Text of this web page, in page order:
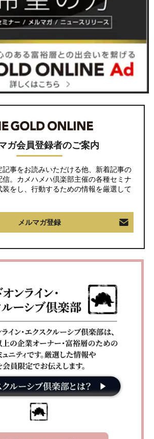
ガ会員登録者のご案内
記事をお読みいただける他、新着記事の
。カメハメハ倶楽部主催の各種セミナ
装をし、行動するための情報を厳選して
メルマガ登録